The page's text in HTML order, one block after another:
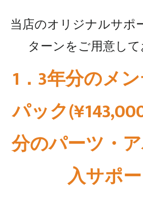
当店のオリジナルサポ
ターンをご用意し
1．3年分のメ
パック
分のパーツ・
入サポ